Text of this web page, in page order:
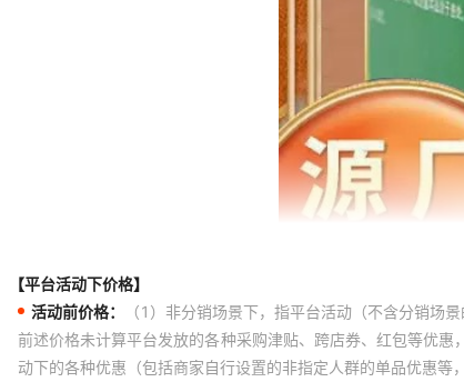
【平台活动下价格】
活动前价格：
（1）非分销场景下，指平台活动（不含分销场
前述价格未计算平台发放的各种采购津贴、跨店券、红包等优
动下的各种优惠（包括商家自行设置的非指定人群的单品优惠等